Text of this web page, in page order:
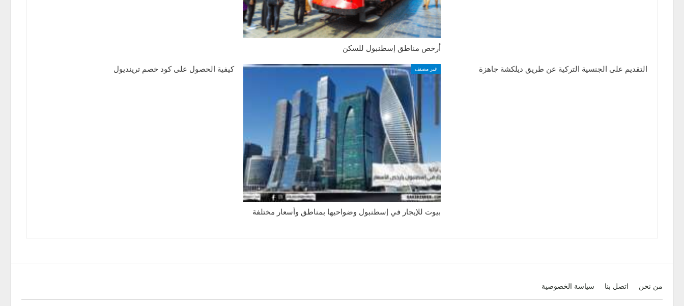
أرخص مناطق إسطنبول للسكن
التقديم على الجنسية التركية عن طريق ديلكشة جاهزة غير مصنف
بيوت للإيجار في إسطنبول وضواحيها بمناطق وأسعار مختلفة
كيفية الحصول على كود خصم ترينديول
من نحن اتصل بنا سياسة الخصوصية